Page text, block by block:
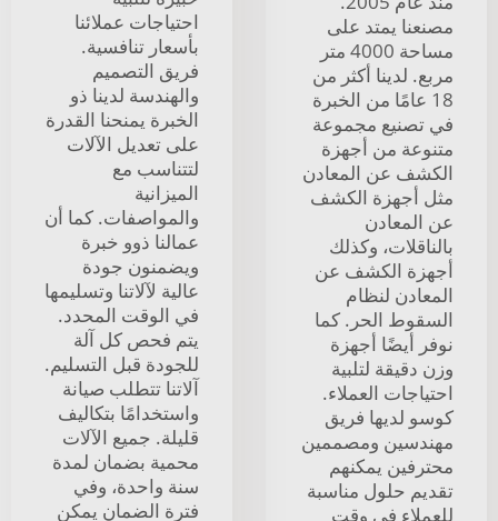
مصنعنا يمتد على
مساحة 4000 متر
مربع. لدينا أكثر من
18 عامًا من الخبرة
في تصنيع مجموعة
متنوعة من أجهزة
الكشف عن المعادن
مثل أجهزة الكشف
عن المعادن
بالناقلات، وكذلك
أجهزة الكشف عن
المعادن لنظام
السقوط الحر. كما
نوفر أيضًا أجهزة
وزن دقيقة لتلبية
احتياجات العملاء.
كوسو لديها فريق
مهندسين ومصممين
محترفين يمكنهم
تقديم حلول مناسبة
للعملاء في وقت
احتياجات عملائنا
بأسعار تنافسية.
فريق التصميم
والهندسة لدينا ذو
الخبرة يمنحنا القدرة
على تعديل الآلات
لتتناسب مع
الميزانية
والمواصفات. كما أن
عمالنا ذوو خبرة
ويضمنون جودة
عالية لآلاتنا وتسليمها
في الوقت المحدد.
يتم فحص كل آلة
للجودة قبل التسليم.
آلاتنا تتطلب صيانة
واستخدامًا بتكاليف
قليلة. جميع الآلات
محمية بضمان لمدة
سنة واحدة، وفي
فترة الضمان يمكن